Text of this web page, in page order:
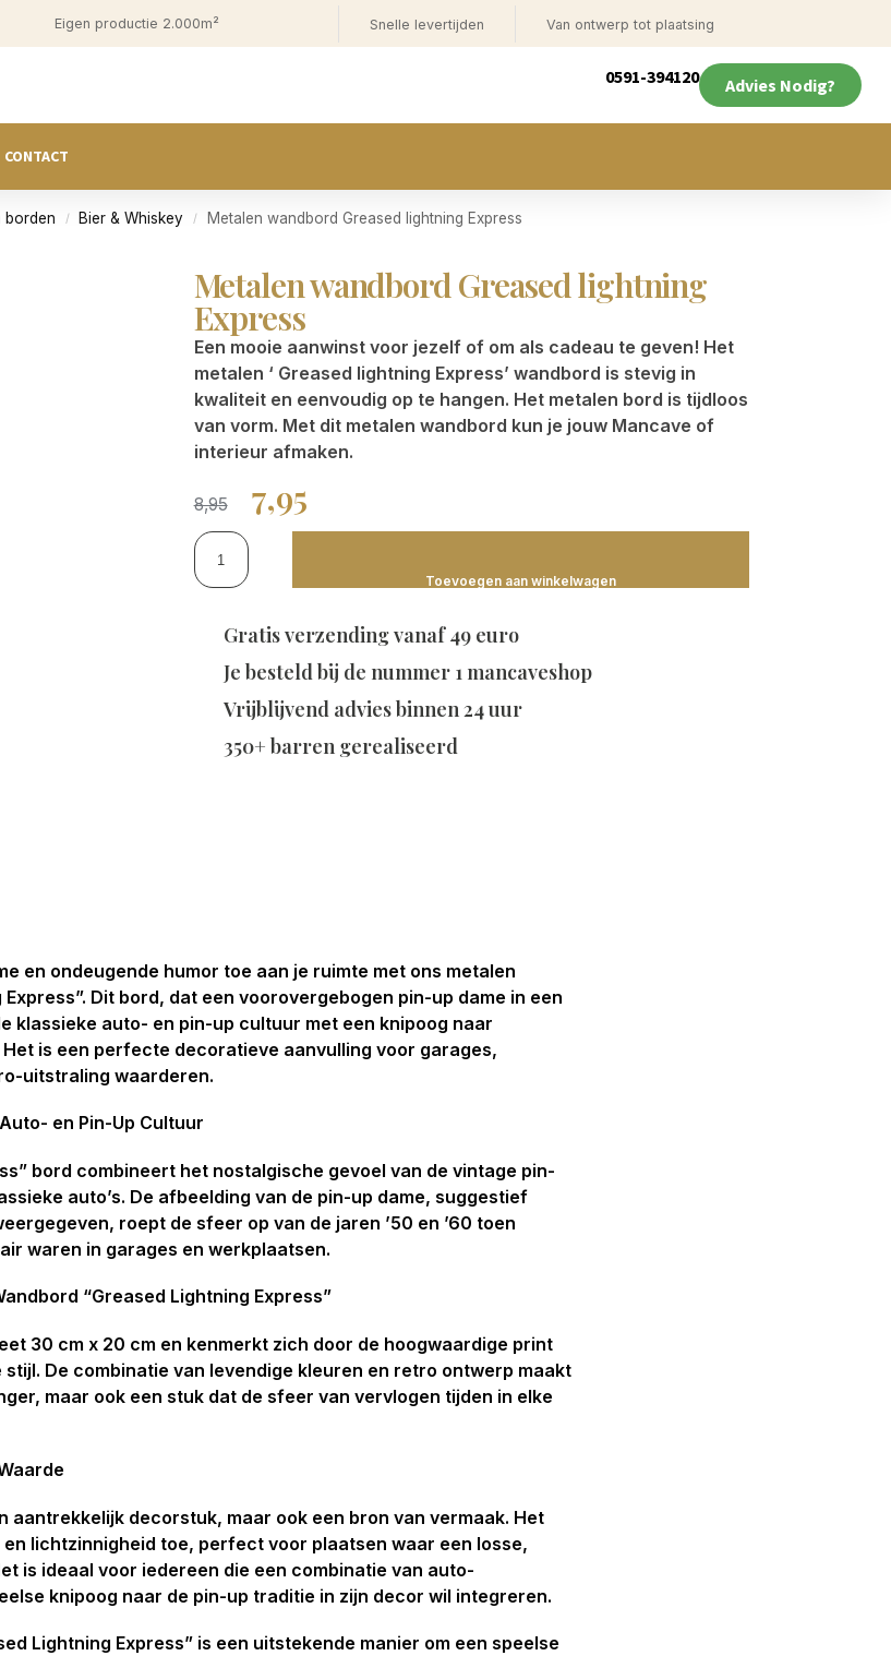
Eigen productie 2.000m² Snelle levertijden Van ontwerp tot plaatsing
Advies Nodig?
0591-394120
CONTACT
borden / Bier & Whiskey / Metalen wandbord Greased lightning Express
Metalen wandbord Greased lightning
Express
Een mooie aanwinst voor jezelf of om als cadeau te geven! Het
metalen ‘ Greased lightning Express’ wandbord is stevig in
kwaliteit en eenvoudig op te hangen. Het metalen bord is tijdloos
van vorm. Met dit metalen wandbord kun je jouw Mancave of
interieur afmaken.
8,95 7,95
Toevoegen aan winkelwagen
Gratis verzending vanaf 49 euro
Je besteld bij de nummer 1 mancaveshop
Vrijblijvend advies binnen 24 uur
350+ barren gerealiseerd
en ondeugende humor toe aan je ruimte met ons metalen
Dit bord, dat een voorovergebogen pin-up dame in een
klassieke auto- en pin-up cultuur met een knipoog naar
is een perfecte decoratieve aanvulling voor garages,
uitstraling waarderen.
en Pin-Up Cultuur
bord combineert het nostalgische gevoel van de vintage pin-
auto’s. De afbeelding van de pin-up dame, suggestief
roept de sfeer op van de jaren ’50 en ’60 toen
waren in garages en werkplaatsen.
“Greased Lightning Express”
30 cm x 20 cm en kenmerkt zich door de hoogwaardige print
De combinatie van levendige kleuren en retro ontwerp maakt
maar ook een stuk dat de sfeer van vervlogen tijden in elke
aantrekkelijk decorstuk, maar ook een bron van vermaak. Het
lichtzinnigheid toe, perfect voor plaatsen waar een losse,
is ideaal voor iedereen die een combinatie van auto-
knipoog naar de pin-up traditie in zijn decor wil integreren.
Lightning Express” is een uitstekende manier om een speelse